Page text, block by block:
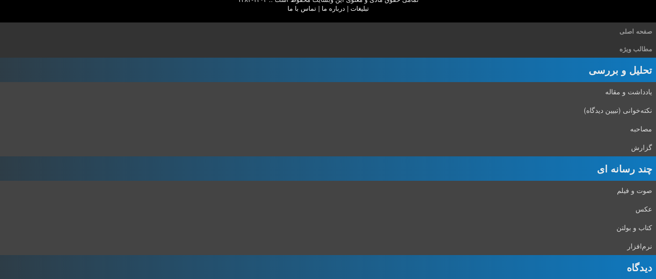
تبلیغات | درباره ما |تماس با ما
صفحه اصلی
مطالب ویژه
تحلیل و بررسی
یادداشت و مقاله
نکته‌خوانی (تبیین دیدگاه)
مصاحبه
گزارش
چند رسانه ای
صوت و فیلم
عکس
کتاب و بولتن
نرم‌افزار
دیدگاه‌